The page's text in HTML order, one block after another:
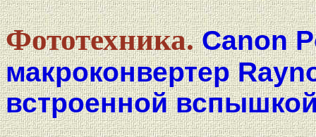
Фототехника.Canon
макроконвертер
встроенной